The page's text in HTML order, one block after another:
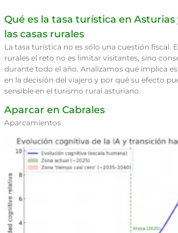
Qué es la tasa turística en
las casas rurales
La tasa turística no es sólo una cuestión fiscal.
rurales el reto no es limitar visitantes, sino
durante todo el año. Analizamos qué implica
en la decisión del viajero y por qué su efecto
sensible en el turismo rural asturiano.
Aparcar en Cabrales
Aparcamientos